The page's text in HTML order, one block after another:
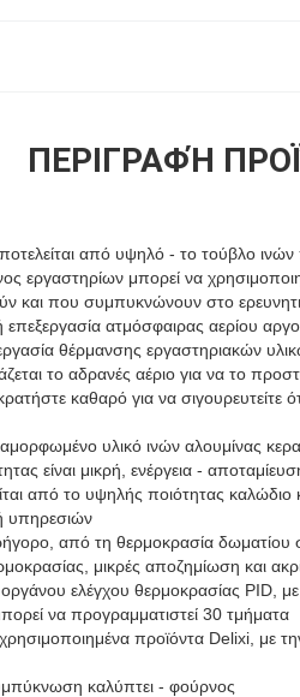
ΠΕΡΙΓΡΑΦΉ
από υψηλό - το τούβλο ινών
εργαστηρίων μπορεί να
και που συμπυκνώνουν στο
ατμόσφαιρας αερίου
θέρμανσης εργαστηριακών
το αδρανές αέριο για να το
καθαρό για να σιγουρευτείτε ότι
υλικό ινών αλουμίνας
είναι μικρή, ενέργεια -
από το υψηλής ποιότητας
υπηρεσιών
από τη θερμοκρασία δωματίου
μικρές αποζημίωση και
ελέγχου θερμοκρασίας PID, με
να προγραμματιστεί 30 τμήματα
χρησιμοποιημένα προϊόντα Delixi, με
καλύπτει - φούρνος